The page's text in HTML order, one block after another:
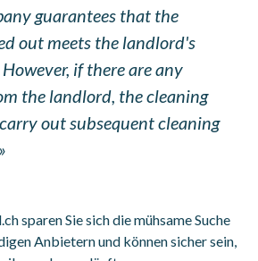
guarantees that the
out meets the landlord's
if there are any
the landlord, the cleaning
out subsequent cleaning
sparen Sie sich die mühsame Suche
Anbietern und können sicher sein,